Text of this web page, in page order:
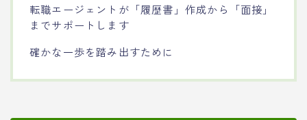
転職エージェントが「履歴書」作成から「面接」
までサポートします
確かな一歩を踏み出すために